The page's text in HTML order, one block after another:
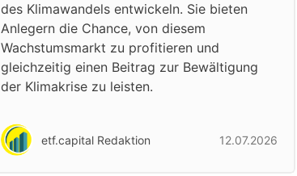
des Klimawandels entwickeln. Sie bieten
Anlegern die Chance, von diesem
Wachstumsmarkt zu profitieren und
gleichzeitig einen Beitrag zur Bewältigung
der Klimakrise zu leisten.
etf.capital Redaktion 12.07.2026